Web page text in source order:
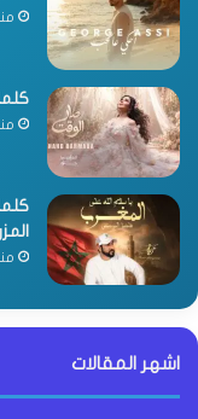
منذ 5
منذ 5
منذ 5
اشهر المقالات